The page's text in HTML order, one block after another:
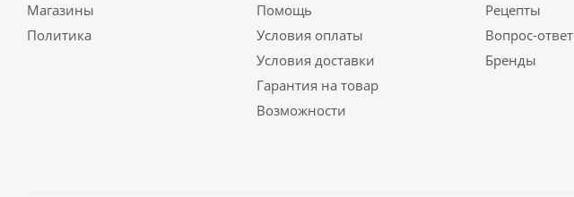
Магазины
Политика
Помощь
Условия оплаты
Условия доставки
Гарантия на товар
Возможности
Рецепты
Вопрос-ответ
Бренды